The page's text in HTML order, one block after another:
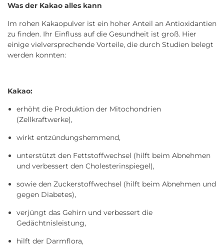
Was der Kakao alles kann
Im rohen Kakaopulver ist ein hoher Anteil an Antioxidantien
zu finden. Ihr Einfluss auf die Gesundheit ist groß. Hier
einige vielversprechende Vorteile, die durch Studien belegt
werden konnten:
Kakao:
erhöht die Produktion der Mitochondrien
(Zellkraftwerke),
wirkt entzündungshemmend,
unterstützt den Fettstoffwechsel (hilft beim Abnehmen
und verbessert den Cholesterinspiegel),
sowie den Zuckerstoffwechsel (hilft beim Abnehmen und
gegen Diabetes),
verjüngt das Gehirn und verbessert die
Gedächtnisleistung,
hilft der Darmflora,